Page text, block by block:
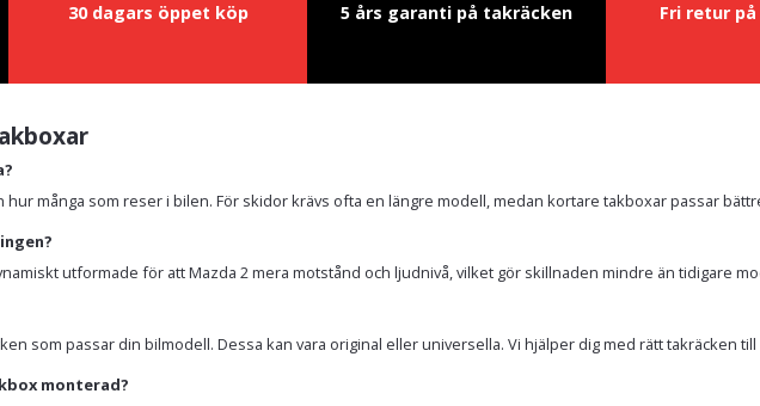
30 dagars öppet köp 5 års garanti på takräcken Fri retur
många som reser i bilen. För skidor krävs ofta en längre modell, medan kortare takboxar passar
utformade för att Mazda 2 mera motstånd och ljudnivå, vilket gör skillnaden mindre än tidigare
som passar din bilmodell. Dessa kan vara original eller universella. Vi hjälper dig med rätt takräcken
monterad?